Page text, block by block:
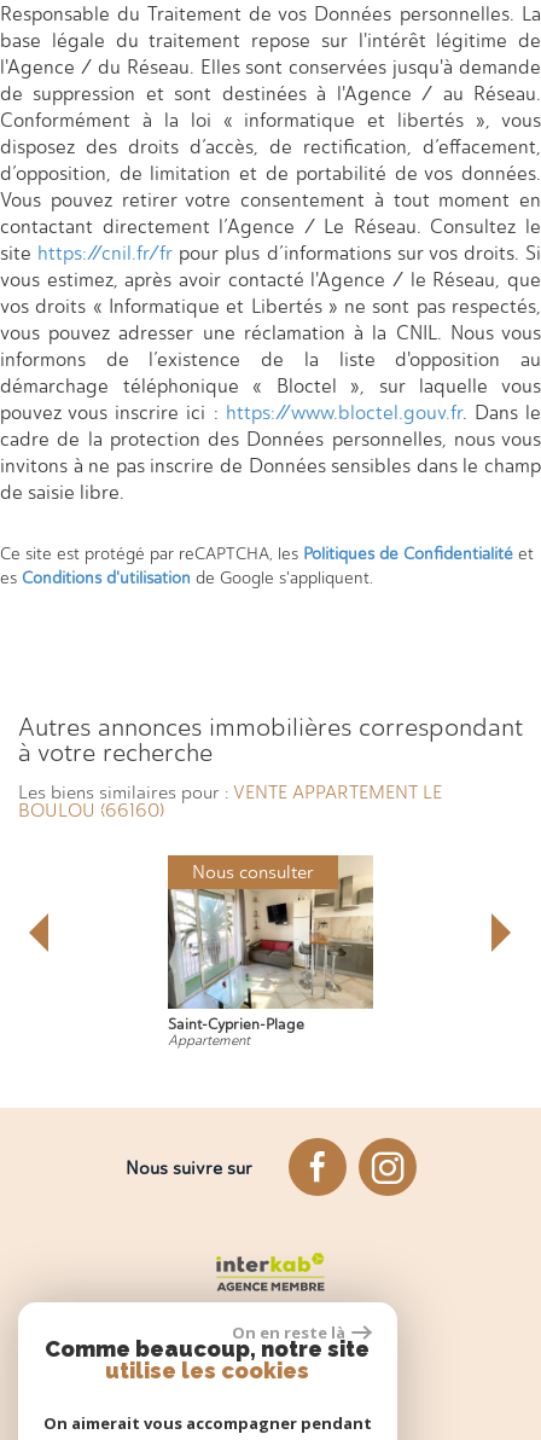
Responsable du Traitement de vos Données personnelles. La
base légale du traitement repose sur l'intérêt légitime de
l'Agence / du Réseau. Elles sont conservées jusqu'à demande
de suppression et sont destinées à l'Agence / au Réseau.
Conformément à la loi « informatique et libertés », vous
disposez des droits d’accès, de rectification, d’effacement,
d’opposition, de limitation et de portabilité de vos données.
Vous pouvez retirer votre consentement à tout moment en
contactant directement l’Agence / Le Réseau. Consultez le
site https://cnil.fr/fr pour plus d’informations sur vos droits. Si
vous estimez, après avoir contacté l'Agence / le Réseau, que
vos droits « Informatique et Libertés » ne sont pas respectés,
vous pouvez adresser une réclamation à la CNIL. Nous vous
informons de l’existence de la liste d'opposition au
démarchage téléphonique « Bloctel », sur laquelle vous
pouvez vous inscrire ici : https://www.bloctel.gouv.fr. Dans le
cadre de la protection des Données personnelles, nous vous
invitons à ne pas inscrire de Données sensibles dans le champ
de saisie libre.
Ce site est protégé par reCAPTCHA, les Politiques de Confidentialité et
es Conditions d'utilisation de Google s'appliquent.
autres annonces immobilières correspondant
à votre recherche
Les biens similaires pour : VENTE APPARTEMENT LE
BOULOU (66160)
Nous consulter
Saint-Cyprien-Plage
Appartement
Nous suivre sur
Espace propriétaire
On en reste là
Comme beaucoup, notre site
utilise les cookies
On aimerait vous accompagner pendant